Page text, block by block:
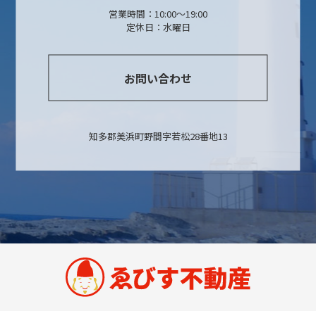
営業時間：10:00〜19:00
定休日：水曜日
お問い合わせ
知多郡美浜町野間字若松28番地13